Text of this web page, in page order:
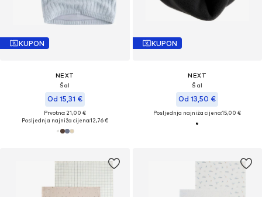
KUPON
NEXT
Šal
Od 15,31 €
Prvotno: 21,00 €
Posljednja najniža cijena:12,76 €
KUPON
NEXT
Šal
Od 13,50 €
Posljednja najniža cijena:15,00 €